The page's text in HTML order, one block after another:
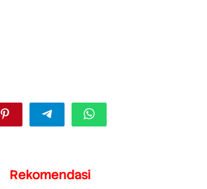
Rekomendasi